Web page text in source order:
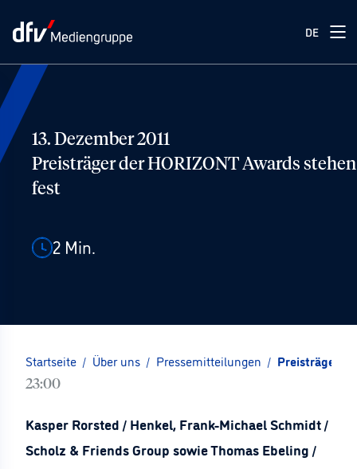
DE
13. Dezember 2011
Preisträger der HORIZONT Awards stehen
fest
2 Min.
Startseite / Über uns / Pressemitteilungen / Preisträger
23:00
Kasper Rorsted / Henkel, Frank-Michael Schmidt /
Scholz & Friends Group sowie Thomas Ebeling /